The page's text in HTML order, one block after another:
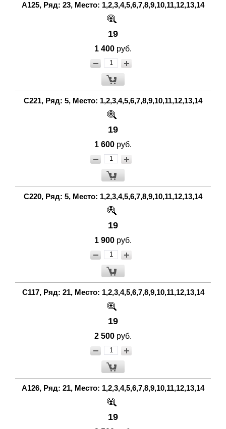
A125, Ряд: 23, Место: 1,2,3,4,5,6,7,8,9,10,11,12,13,14
19
1 400 руб.
С221, Ряд: 5, Место: 1,2,3,4,5,6,7,8,9,10,11,12,13,14
19
1 600 руб.
С220, Ряд: 5, Место: 1,2,3,4,5,6,7,8,9,10,11,12,13,14
19
1 900 руб.
С117, Ряд: 21, Место: 1,2,3,4,5,6,7,8,9,10,11,12,13,14
19
2 500 руб.
A126, Ряд: 21, Место: 1,2,3,4,5,6,7,8,9,10,11,12,13,14
19